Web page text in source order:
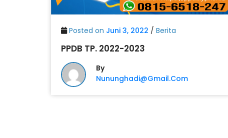
Posted on Juni 3, 2022 / Berita
PPDB TP. 2022-2023
By
Nununghadi@gmail.com